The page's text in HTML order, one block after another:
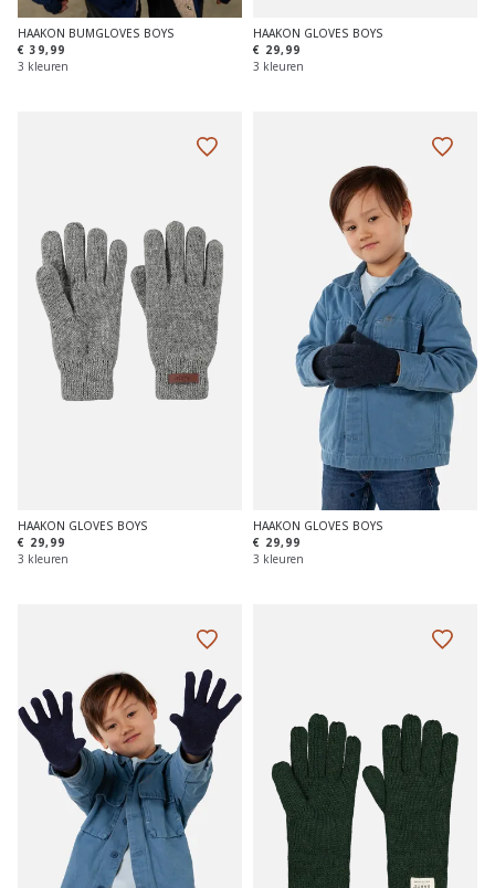
HAAKON BUMGLOVES BOYS
€ 39,99
3 kleuren
HAAKON GLOVES BOYS
€ 29,99
3 kleuren
HAAKON GLOVES BOYS
€ 29,99
3 kleuren
HAAKON GLOVES BOYS
€ 29,99
3 kleuren